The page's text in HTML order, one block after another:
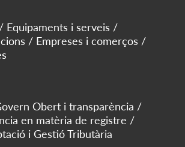
Equipaments i serveis
Empreses i comerços
Obert i transparència
en matèria de registre
i Gestió Tributària